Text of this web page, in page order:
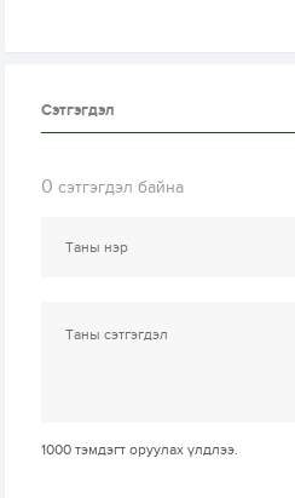
Сэтгэгдэл
0 сэтгэгдэл байна
1000 тэмдэгт оруулах үлдлээ.